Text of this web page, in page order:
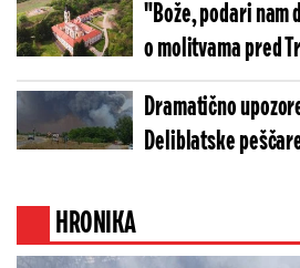
"Bože, podari nam
o molitvama pred
se vraćali u ovaj
naručju
Dramatično
Deliblatske
HRONIKA